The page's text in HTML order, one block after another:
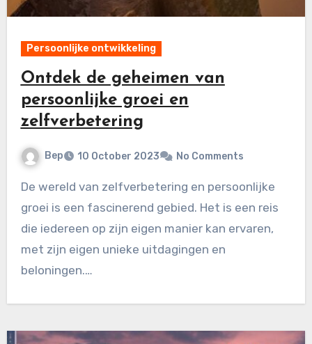
Persoonlijke ontwikkeling
Ontdek de geheimen van
persoonlijke groei en
zelfverbetering
Bep 10 October 2023 No Comments
De wereld van zelfverbetering en persoonlijke
groei is een fascinerend gebied. Het is een reis
die iedereen op zijn eigen manier kan ervaren,
met zijn eigen unieke uitdagingen en
beloningen.…